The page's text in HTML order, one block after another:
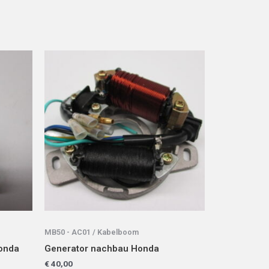
MB50 - AC01 / Kabelboom
Generator nachbau Honda
€40,00